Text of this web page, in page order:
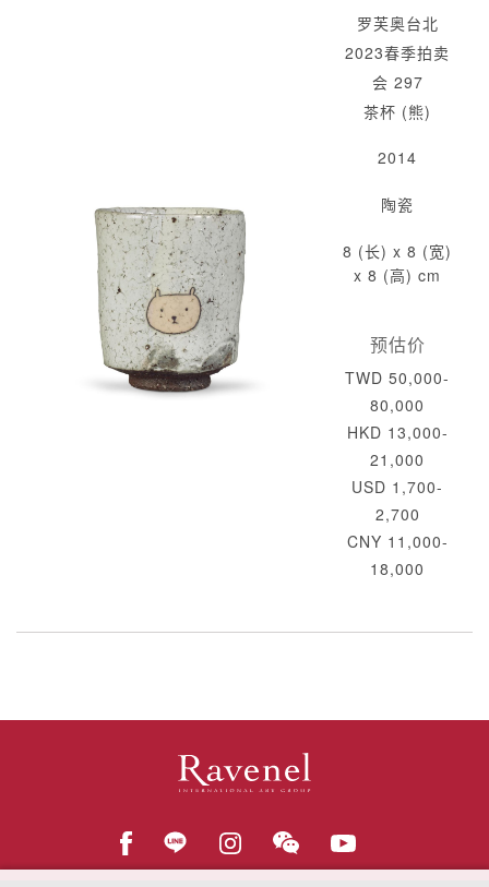
罗芙奥台北
2023春季拍卖
会 297
茶杯 (熊)
2014
陶瓷
8 (长) x 8 (宽)
x 8 (高) cm
预估价
TWD 50,000-
80,000
HKD 13,000-
21,000
USD 1,700-
2,700
CNY 11,000-
18,000